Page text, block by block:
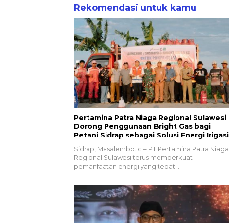
Rekomendasi untuk kamu
Pertamina Patra Niaga Regional Sulawesi
Dorong Penggunaan Bright Gas bagi
Petani Sidrap sebagai Solusi Energi Irigasi
Sidrap, Masalembo.Id – PT Pertamina Patra Niaga
Regional Sulawesi terus memperkuat
pemanfaatan energi yang tepat…